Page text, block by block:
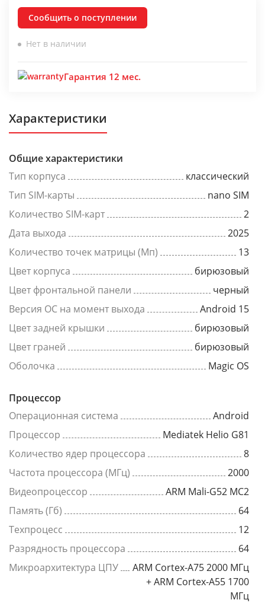
Сообщить о поступлении
Нет в наличии
Гарантия 12 мес.
Характеристики
Общие характеристики
Тип корпуса
классический
Тип SIM-карты
nano SIM
Количество SIM-карт
2
Дата выхода
2025
Количество точек матрицы (Мп)
13
Цвет корпуса
бирюзовый
Цвет фронтальной панели
черный
Версия ОС на момент выхода
Android 15
Цвет задней крышки
бирюзовый
Цвет граней
бирюзовый
Оболочка
Magic OS
Процессор
Операционная система
Android
Процессор
Mediatek Helio G81
Количество ядер процессора
8
Частота процессора (МГц)
2000
Видеопроцессор
ARM Mali-G52 MC2
Память (Гб)
64
Техпроцесс
12
Разрядность процессора
64
Микроархитектура ЦПУ
ARM Cortex-A75 2000 МГц
+ ARM Cortex-A55 1700
МГц